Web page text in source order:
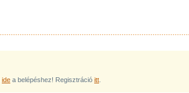
ide a belépéshez! Regisztráció itt